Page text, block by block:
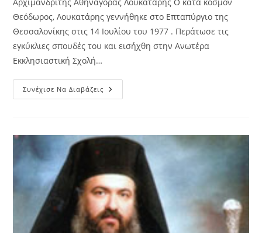
Θεόδωρος, Λουκατάρης γεννήθηκε στο Επταπύργιο της
Θεσσαλονίκης στις 14 Ιουλίου του 1977 . Περάτωσε τις
εγκύκλιες σπουδές του και εισήχθη στην Ανωτέρα
Εκκλησιαστική Σχολή…
Συνέχισε Να Διαβάζεις Αρχιμανδρίτης
Αθηναγόρας